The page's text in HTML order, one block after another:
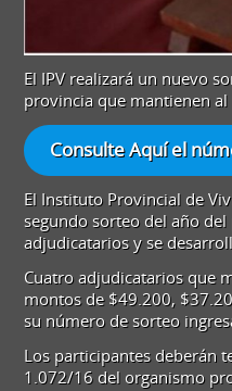
El IPV realizará un nuevo
provincia que mantienen
Consulte Aquí el
El Instituto Provincial de
segundo sorteo del año
adjudicatarios y se
Cuatro adjudicatarios que
montos de $49.200,
su número de sorteo
Los participantes deberán
1.072/16 del organismo